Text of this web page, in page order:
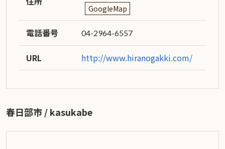
GoogleMap
電話番号 04-2964-6557
URL http://www.hiranogakki.com/
春日部市 / kasukabe